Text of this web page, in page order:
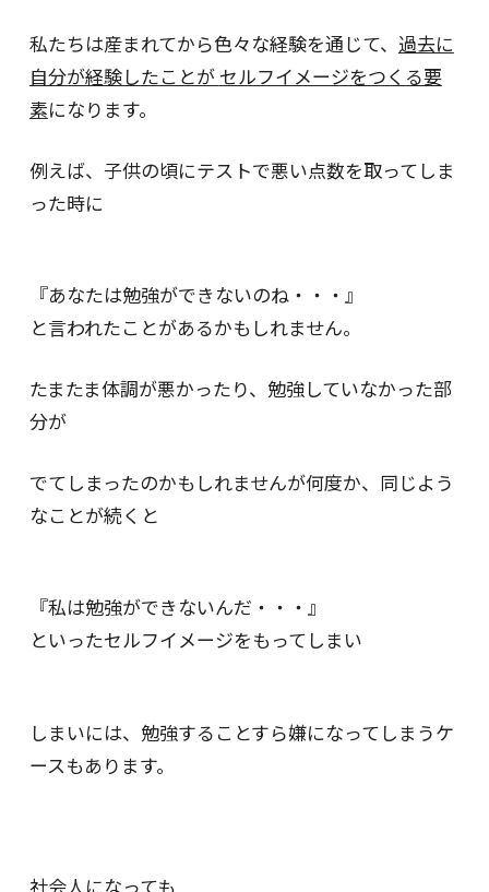
私たちは産まれてから色々な経験を通じて、 過去に
自分が経験したことが セルフイメージをつくる要
素になります。
例えば、子供の頃にテストで悪い点数を取ってしま
った時に
『あなたは勉強ができないのね・・・』
と言われたことがあるかもしれません。
たまたま体調が悪かったり、勉強していなかった部
分が
でてしまったのかもしれませんが何度か、同じよう
なことが続くと
『私は勉強ができないんだ・・・』
といったセルフイメージをもってしまい
しまいには、勉強することすら嫌になってしまうケ
ースもあります。
社会人になっても